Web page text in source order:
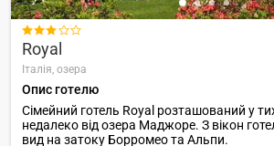

Royal
Італія, озера
Опис готелю
Сімейний готель Royal розташований у
недалеко від озера Маджоре. З вікон
вид на затоку Борромео та Альпи.